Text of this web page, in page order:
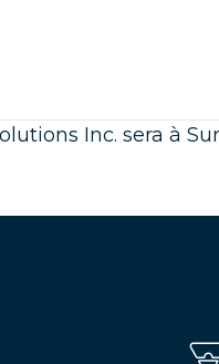
Inc. sera à